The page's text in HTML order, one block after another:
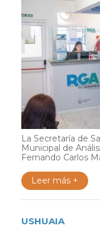
La Secretaría de
Municipal de
Fernando Carlos
Leer más +
USHUAIA